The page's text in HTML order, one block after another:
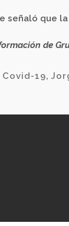
señaló que
de
Covid-19,